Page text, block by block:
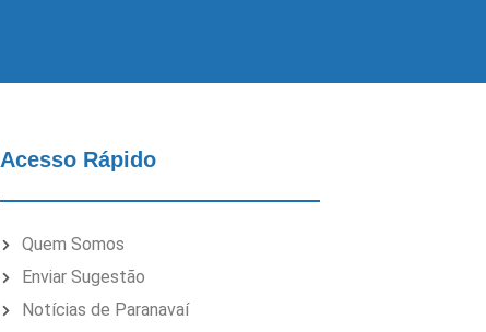
Acesso Rápido
Quem Somos
Enviar Sugestão
Notícias de Paranavaí